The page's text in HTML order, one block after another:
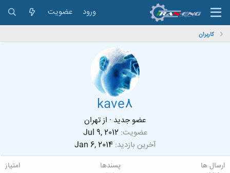
ورود عضویت
کاربران
kave8
عضو جدید · ازتهران
عضویت Jul 9, 2012
آخرین بازدید Jan 6, 2014
ارسال ها پسندها امتیاز